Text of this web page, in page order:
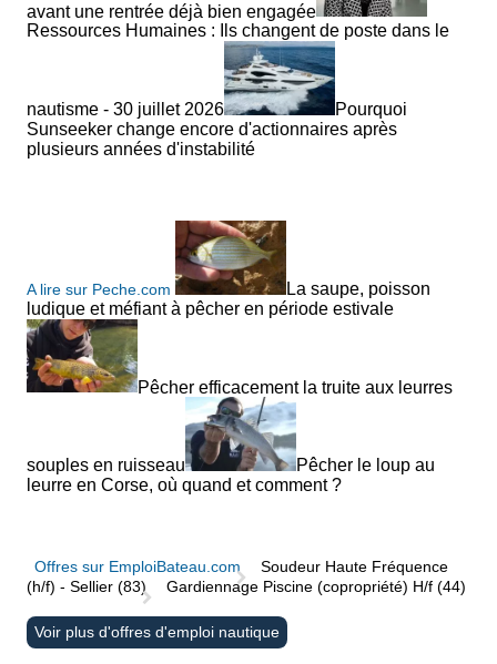
avant une rentrée déjà bien engagée
Ressources Humaines : Ils changent de poste dans le
nautisme - 30 juillet 2026
Pourquoi
Sunseeker change encore d'actionnaires après
plusieurs années d'instabilité
A lire sur Peche.com
La saupe, poisson
ludique et méfiant à pêcher en période estivale
Pêcher efficacement la truite aux leurres
souples en ruisseau
Pêcher le loup au
leurre en Corse, où quand et comment ?
Offres sur EmploiBateau.com
Soudeur Haute Fréquence
(h/f) - Sellier (83)
Gardiennage Piscine (copropriété) H/f (44)
Voir plus d'offres d'emploi nautique